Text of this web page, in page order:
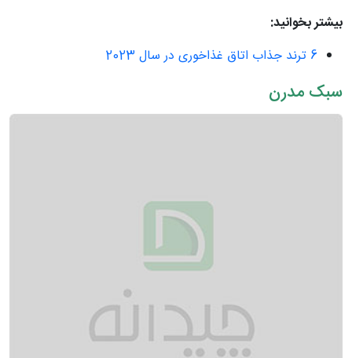
بیشتر بخوانید:
6 ترند جذاب اتاق غذاخوری در سال 2023
سبک مدرن